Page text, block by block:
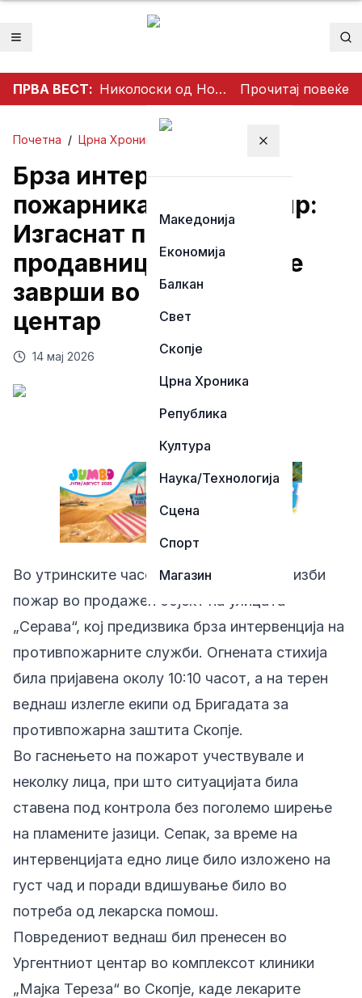
Отвори мени
ПРВА ВЕСТ: Николоски од Ново Село: Продолжуваме со проекти што носат развој и подобар живот за граѓаните Прочитај повеќе
Затвори мени
Македонија
Економија
Балкан
Свет
Скопје
Црна Хроника
Република
Култура
Наука/Технологија
Сцена
Спорт
Магазин
Почетна / Црна Хроника
Брза интервенција на
пожарникарите во Чаир:
Изгаснат пожар во
продавница, едно лице
заврши во Ургентен
центар
14 мај 2026
Во утринските часови во скопски Чаир изби
пожар во продажен објект на улицата
„Серава“, кој предизвика брза интервенција на
противпожарните служби. Огнената стихија
била пријавена околу 10:10 часот, а на терен
веднаш излегле екипи од Бригадата за
противпожарна заштита Скопје.
Во гаснењето на пожарот учествувале и
неколку лица, при што ситуацијата била
ставена под контрола без поголемо ширење
на пламените јазици. Сепак, за време на
интервенцијата едно лице било изложено на
густ чад и поради вдишување било во
потреба од лекарска помош.
Повредениот веднаш бил пренесен во
Ургентниот центар во комплексот клиники
„Мајка Тереза“ во Скопје, каде лекарите